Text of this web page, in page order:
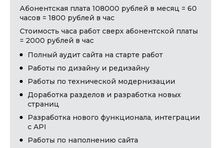
Абонентская плата 108000 рублей в месяц = 60
часов = 1800 рублей в час
Стоимость часа работ сверх абонентской платы
= 2000 рублей в час
Полный аудит сайта на старте работ
Работы по дизайну и редизайну
Работы по технической модернизации
Доработка разделов и разработка новых
страниц
Разработка нового функционала, интеграции
с API
Работы по наполнению сайта